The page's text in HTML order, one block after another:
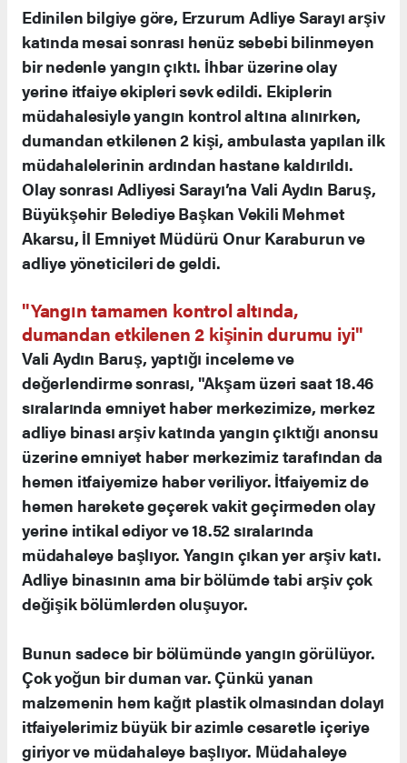
Edinilen bilgiye göre, Erzurum Adliye Sarayı arşiv
katında mesai sonrası henüz sebebi bilinmeyen
bir nedenle yangın çıktı. İhbar üzerine olay
yerine itfaiye ekipleri sevk edildi. Ekiplerin
müdahalesiyle yangın kontrol altına alınırken,
dumandan etkilenen 2 kişi, ambulasta yapılan ilk
müdahalelerinin ardından hastane kaldırıldı.
Olay sonrası Adliyesi Sarayı’na Vali Aydın Baruş,
Büyükşehir Belediye Başkan Vekili Mehmet
Akarsu, İl Emniyet Müdürü Onur Karaburun ve
adliye yöneticileri de geldi.
"Yangın tamamen kontrol altında,
dumandan etkilenen 2 kişinin durumu iyi"
Vali Aydın Baruş, yaptığı inceleme ve
değerlendirme sonrası, "Akşam üzeri saat 18.46
sıralarında emniyet haber merkezimize, merkez
adliye binası arşiv katında yangın çıktığı anonsu
üzerine emniyet haber merkezimiz tarafından da
hemen itfaiyemize haber veriliyor. İtfaiyemiz de
hemen harekete geçerek vakit geçirmeden olay
yerine intikal ediyor ve 18.52 sıralarında
müdahaleye başlıyor. Yangın çıkan yer arşiv katı.
Adliye binasının ama bir bölümde tabi arşiv çok
değişik bölümlerden oluşuyor.
Bunun sadece bir bölümünde yangın görülüyor.
Çok yoğun bir duman var. Çünkü yanan
malzemenin hem kağıt plastik olmasından dolayı
itfaiyelerimiz büyük bir azimle cesaretle içeriye
giriyor ve müdahaleye başlıyor. Müdahaleye